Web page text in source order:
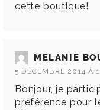
cette boutique!
MELANIE
5 DÉCEMBRE 2014 À
Bonjour, je
préférence pour